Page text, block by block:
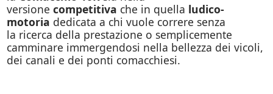
versione competitiva che in quella ludico-
motoria dedicata a chi vuole correre senza
la ricerca della prestazione o semplicemente
camminare immergendosi nella bellezza dei vicoli,
dei canali e dei ponti comacchiesi.